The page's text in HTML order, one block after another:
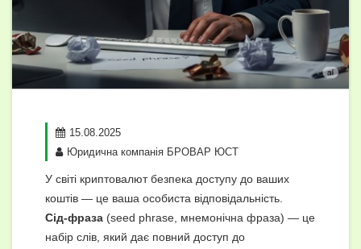
15.08.2025
Юридична компанія БРОВАР ЮСТ
У світі криптовалют безпека доступу до ваших
коштів — це ваша особиста відповідальність.
Сід-фраза (seed phrase, мнемонічна фраза) — це
набір слів, який дає повний доступ до